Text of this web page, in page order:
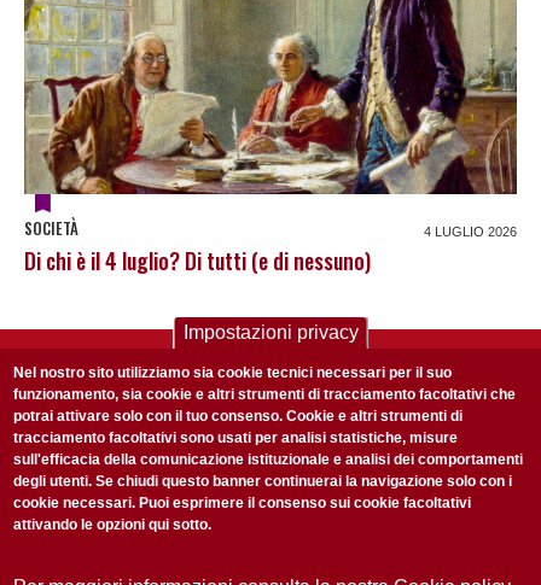
SOCIETÀ 4 LUGLIO 2026
Di chi è il 4 luglio? Di tutti (e di nessuno)
ISCRIVITI ALLA NOSTRA NEWSLETTER
Ogni settimana selezioniamo per te nostre storie più rilevanti:
non perderti gli aggiornamenti della nostra newsletter
Impostazioni privacy
Nel nostro sito utilizziamo sia cookie tecnici necessari per il suo
funzionamento, sia cookie e altri strumenti di tracciamento facoltativi che
potrai attivare solo con il tuo consenso. Cookie e altri strumenti di
tracciamento facoltativi sono usati per analisi statistiche, misure
sull'efficacia della comunicazione istituzionale e analisi dei comportamenti
degli utenti. Se chiudi questo banner continuerai la navigazione solo con i
cookie necessari. Puoi esprimere il consenso sui cookie facoltativi
attivando le opzioni qui sotto.